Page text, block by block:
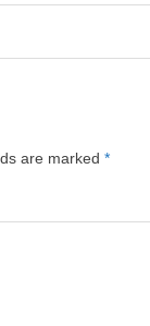
are marked *